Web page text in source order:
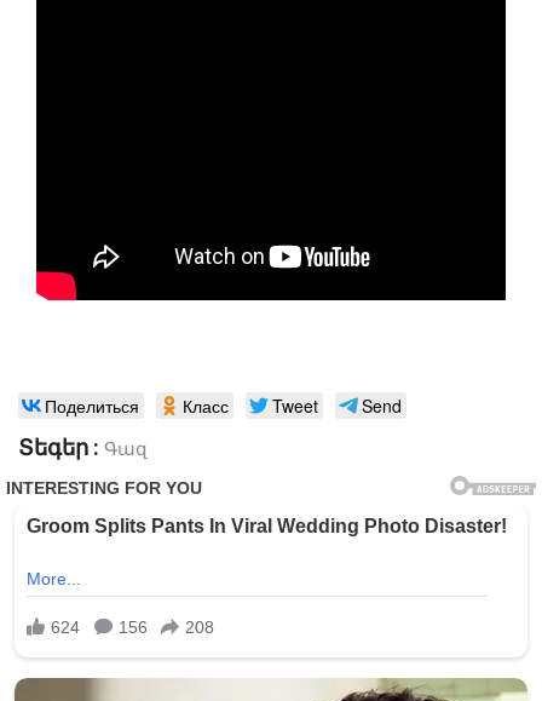
Поделиться Класс Tweet Send
Տեգեր : Գազ